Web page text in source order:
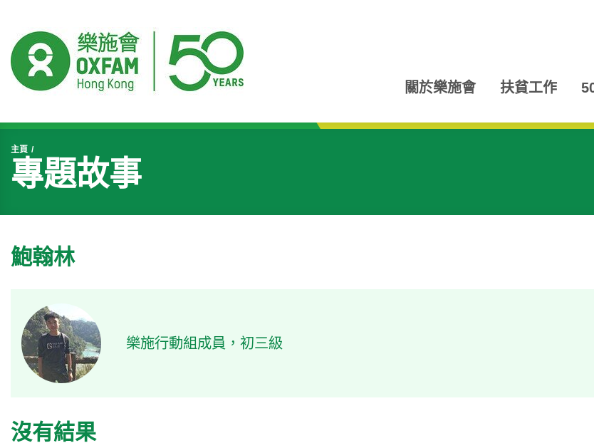
關於樂施會 扶貧工作
開始主要內容
主頁
專題故事
鮑翰林
樂施行動組成員，初三級
沒有結果